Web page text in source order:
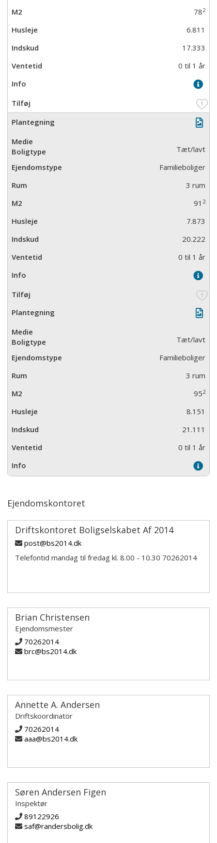
782
6.811
17.333
0 til 1 år
Tæt/lavt
Familieboliger
3 rum
91 2
7.873
20.222
0 til 1 år
Tæt/lavt
Familieboliger
3 rum
952
8.151
21.111
0 til 1 år
Ejendomskontoret
Driftskontoret Boligselskabet Af 2014
post@bs2014.dk
Telefontid mandag til fredag kl. 8.00 - 10.30 70262014
Brian Christensen
Ejendomsmester
70262014
brc@bs2014.dk
Annette A. Andersen
Driftskoordinator
70262014
aaa@bs2014.dk
Søren Andersen Figen
Inspektør
89122926
saf@randersbolig.dk